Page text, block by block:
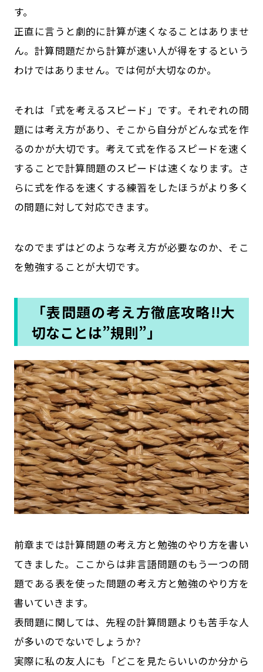
す。
正直に言うと劇的に計算が速くなることはありませ
ん。計算問題だから計算が速い人が得をするという
わけではありません。では何が大切なのか。
それは「式を考えるスピード」です。それぞれの問
題には考え方があり、そこから自分がどんな式を作
るのかが大切です。考えて式を作るスピードを速く
することで計算問題のスピードは速くなります。さ
らに式を作るを速くする練習をしたほうがより多く
の問題に対して対応できます。
なのでまずはどのような考え方が必要なのか、そこ
を勉強することが大切です。
「表問題の考え方徹底攻略!!大
切なことは”規則”」
前章までは計算問題の考え方と勉強のやり方を書い
てきました。ここからは非言語問題のもう一つの問
題である表を使った問題の考え方と勉強のやり方を
書いていきます。
表問題に関しては、先程の計算問題よりも苦手な人
が多いのでないでしょうか?
実際に私の友人にも「どこを見たらいいのか分から